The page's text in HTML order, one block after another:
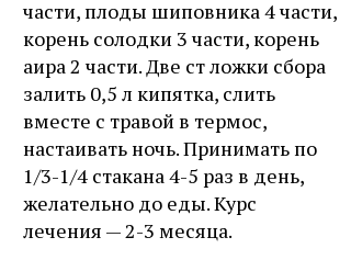
части, плоды шиповника 4 части,
корень солодки 3 части, корень
аира 2 части. Две ст ложки сбора
залить 0,5 л кипятка, слить
вместе с травой в термос,
настаивать ночь. Принимать по
1/3-1/4 стакана 4-5 раз в день,
желательно до еды. Курс
лечения — 2-3 месяца.